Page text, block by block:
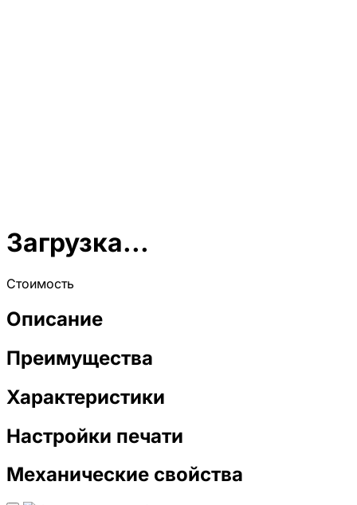
Загрузка...
Стоимость
Описание
Преимущества
Характеристики
Настройки печати
Механические свойства